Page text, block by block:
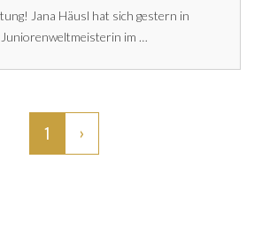
Jana Häusl hat sich gestern in
im …
1 ›